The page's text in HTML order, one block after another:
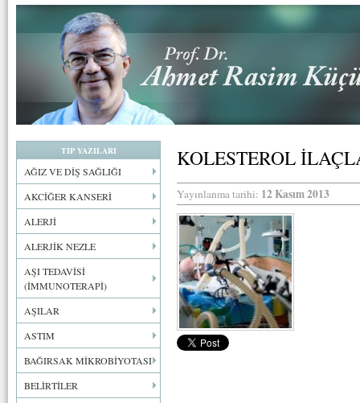
TIP YAZILARI
AĞIZ VE DİŞ SAĞLIĞI
AKCİĞER KANSERİ
ALERJİ
ALERJİK NEZLE
AŞI TEDAVİSİ
(İMMUNOTERAPİ)
AŞILAR
ASTIM
BAĞIRSAK MİKROBİYOTASI
BELİRTİLER
KOLESTEROL
Yayınlanma tarihi: 12 Kasım 2013